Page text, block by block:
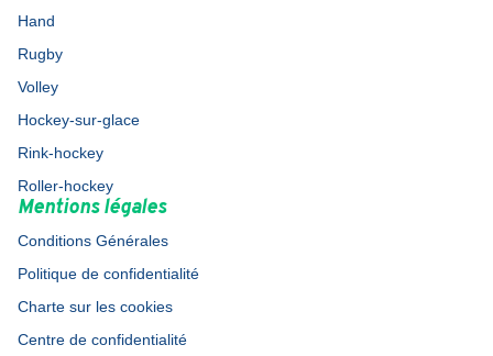
Hand
Rugby
Volley
Hockey-sur-glace
Rink-hockey
Roller-hockey
Mentions légales
Conditions Générales
Politique de confidentialité
Charte sur les cookies
Centre de confidentialité